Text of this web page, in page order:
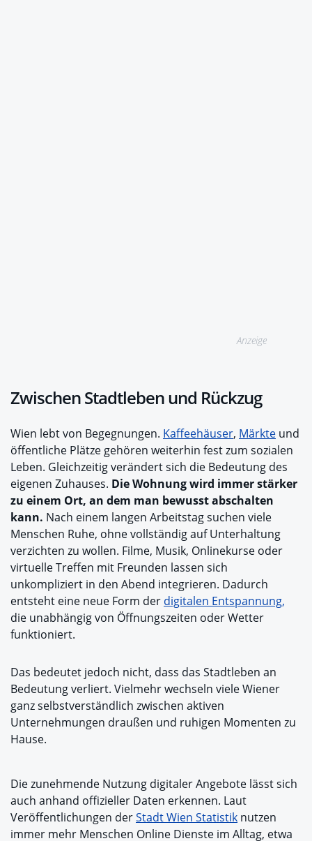
Anzeige
Zwischen Stadtleben und Rückzug
Wien lebt von Begegnungen. Kaffeehäuser, Märkte und
öffentliche Plätze gehören weiterhin fest zum sozialen
Leben. Gleichzeitig verändert sich die Bedeutung des
eigenen Zuhauses. Die Wohnung wird immer stärker
zu einem Ort, an dem man bewusst abschalten
kann. Nach einem langen Arbeitstag suchen viele
Menschen Ruhe, ohne vollständig auf Unterhaltung
verzichten zu wollen. Filme, Musik, Onlinekurse oder
virtuelle Treffen mit Freunden lassen sich
unkompliziert in den Abend integrieren. Dadurch
entsteht eine neue Form der digitalen Entspannung,
die unabhängig von Öffnungszeiten oder Wetter
funktioniert.
Das bedeutet jedoch nicht, dass das Stadtleben an
Bedeutung verliert. Vielmehr wechseln viele Wiener
ganz selbstverständlich zwischen aktiven
Unternehmungen draußen und ruhigen Momenten zu
Hause.
Die zunehmende Nutzung digitaler Angebote lässt sich
auch anhand offizieller Daten erkennen. Laut
Veröffentlichungen derStadt Wien Statistik nutzen
immer mehr Menschen Online Dienste im Alltag, etwa